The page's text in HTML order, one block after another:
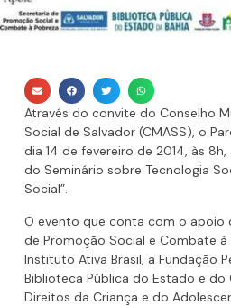
Através do convite do Conselho
Social de Salvador (CMASS), o
dia 14 de fevereiro de 2014, às
do Seminário sobre Tecnologia
Social”.
O evento que conta com o apoio
de Promoção Social e Combate à
Instituto Ativa Brasil, a Fundação
Biblioteca Pública do Estado e do
Direitos da Criança e do